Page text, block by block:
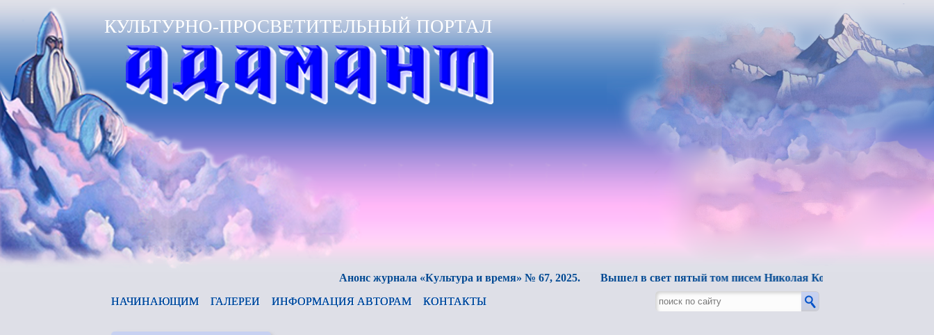
КУЛЬТУРНО-ПРОСВЕТИТЕЛЬНЫЙ ПОРТАЛ
Анонс журнала «Культура и время» № 67, 2025. Вышел в свет пятый том писем Николая Константиновича Рериха.
НАЧИНАЮЩИМ ГАЛЕРЕИ ИНФОРМАЦИЯ АВТОРАМ КОНТАКТЫ